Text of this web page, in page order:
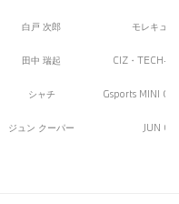
白戸 次郎 モレキュ
田中 瑞起 CIZ・TECH-
シャチ Gsports MINI
ジュン クーパー JUN